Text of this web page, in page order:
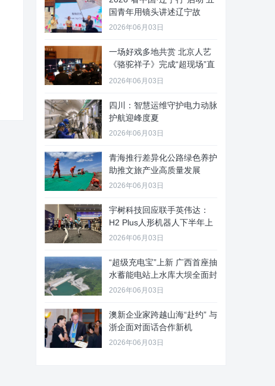
国青年用镜头讲述辽宁故
2026年06月03日
一场好戏多地共赏 北京人艺
《骆驼祥子》完成“超现场”直
播
2026年06月03日
四川：智慧运维守护电力动脉
护航迎峰度夏
2026年06月03日
青海推行差异化公路绿色养护
助推文旅产业高质量发展
2026年06月03日
宇树科技回应联手英伟达：
H2 Plus人形机器人下半年上
2026年06月03日
“超级充电宝”上新 广西首座抽
水蓄能电站上水库大坝全面封
2026年06月03日
澳新企业家跨越山海“赴约” 与
浙企面对面话合作新机
2026年06月03日